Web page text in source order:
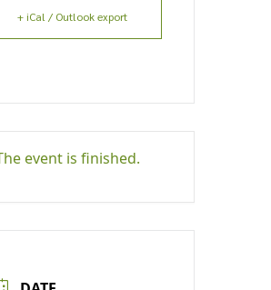
+ iCal / Outlook export
event is finished.